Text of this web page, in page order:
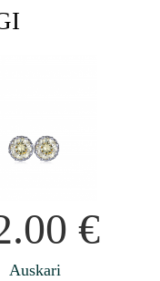
€
Auskari